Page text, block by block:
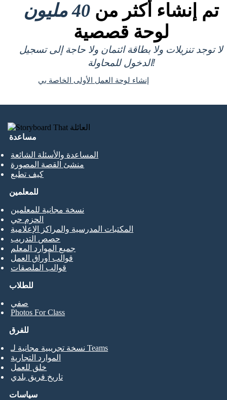
تم إنشاء أكثر من 40 مليون
لوحة قصصية
لا توجد تنزيلات ولا بطاقة ائتمان ولا حاجة إلى تسجيل
الدخول للمحاولة!
إنشاء لوحة العمل الأولى الخاصة بي
مساعدة
المساعدة والأسئلة الشائعة
منشئ القصة المصورة
كيف تطبع
للطلاب
صفي
Photos For Class
للمعلمين
نسخة مجانية للمعلمين
الحزم حي
المكتبات المدرسية والمراكز الإعلامية
حصص التدريب
جميع الموارد المعلم
قوالب أوراق العمل
قوالب الملصقات
للفرق
نسخة تجريبية مجانية لـ Teams
الموارد التجارية
خلق للعمل
تاريخ فريق بلدي
سياسات